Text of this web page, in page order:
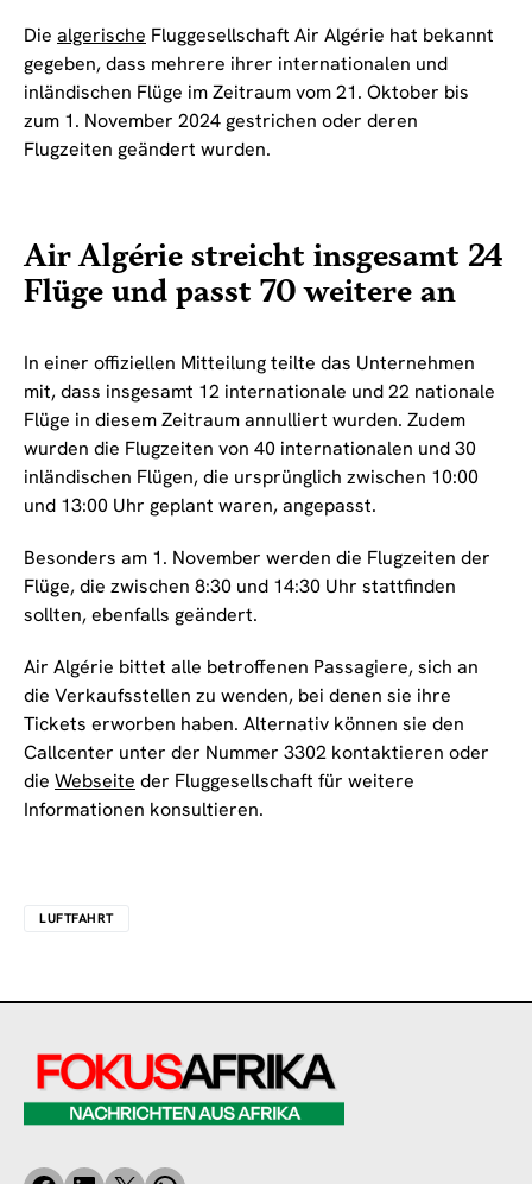
Die algerische Fluggesellschaft Air Algérie hat bekannt
gegeben, dass mehrere ihrer internationalen und
inländischen Flüge im Zeitraum vom 21. Oktober bis
zum 1. November 2024 gestrichen oder deren
Flugzeiten geändert wurden.
Air Algérie streicht insgesamt 24
Flüge und passt 70 weitere an
In einer offiziellen Mitteilung teilte das Unternehmen
mit, dass insgesamt 12 internationale und 22 nationale
Flüge in diesem Zeitraum annulliert wurden. Zudem
wurden die Flugzeiten von 40 internationalen und 30
inländischen Flügen, die ursprünglich zwischen 10:00
und 13:00 Uhr geplant waren, angepasst.
Besonders am 1. November werden die Flugzeiten der
Flüge, die zwischen 8:30 und 14:30 Uhr stattfinden
sollten, ebenfalls geändert.
Air Algérie bittet alle betroffenen Passagiere, sich an
die Verkaufsstellen zu wenden, bei denen sie ihre
Tickets erworben haben. Alternativ können sie den
Callcenter unter der Nummer 3302 kontaktieren oder
die Webseite der Fluggesellschaft für weitere
Informationen konsultieren.
LUFTFAHRT